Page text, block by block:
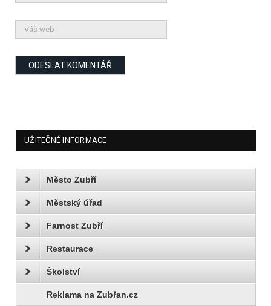
UŽITEČNÉ INFORMACE
Město Zubří
Městský úřad
Farnost Zubří
Restaurace
Školství
Reklama na Zubřan.cz